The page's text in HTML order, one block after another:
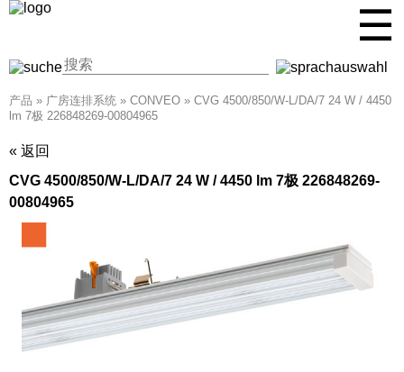
☰
产品 » 广房连排系统 » CONVEO » CVG 4500/850/W-L/DA/7 24 W / 4450
lm 7极 226848269-00804965
« 返回
CVG 4500/850/W-L/DA/7 24 W / 4450 lm 7极 226848269-
00804965